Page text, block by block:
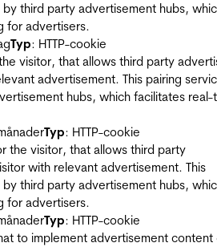
third party advertisement hubs,
for advertisers.
Typ: HTTP-cookie
visitor, that allows third party
advertisement. This pairing
hubs, which facilitates real-
Typ: HTTP-cookie
the visitor, that allows third party
with relevant advertisement. This
third party advertisement hubs,
for advertisers.
Typ: HTTP-cookie
to implement advertisement content